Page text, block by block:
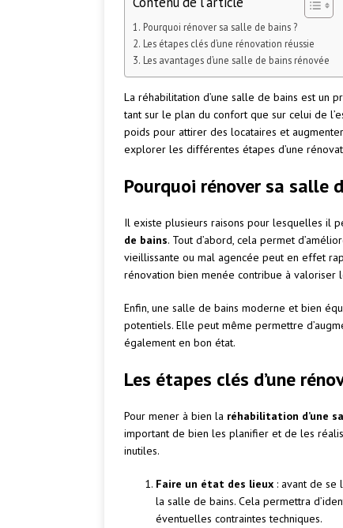
Pourquoi rénover sa salle de bains ?
Les étapes clés d’une rénovation réussie
Les avantages d’une salle de bains rénovée
La réhabilitation d’une salle de bains est un
tant sur le plan du confort que sur celui de
poids pour attirer des locataires et
explorer les différentes étapes d’une
Pourquoi rénover sa salle
Il existe plusieurs raisons pour lesquelles il
de bains. Tout d’abord, cela permet
vieillissante ou mal agencée peut en effet
rénovation bien menée contribue à valoriser
Enfin, une salle de bains moderne et bien
potentiels. Elle peut même permettre
également en bon état.
Les étapes clés d’une
Pour mener à bien la réhabilitation d’une
important de bien les planifier et de les
inutiles.
Faire un état des lieux : avant de se
la salle de bains. Cela permettra
éventuelles contraintes techniques.